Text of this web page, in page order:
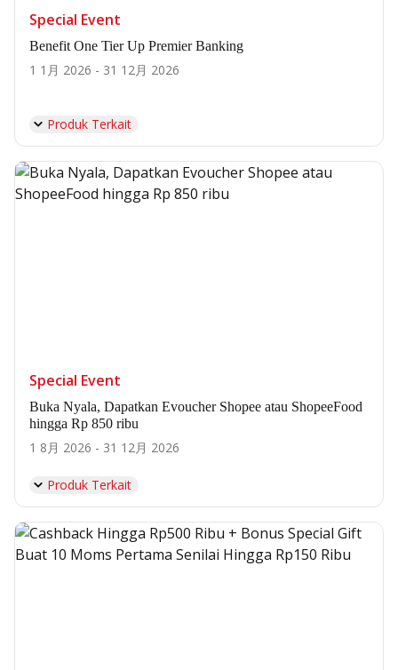
Special Event
Benefit One Tier Up Premier Banking
1 1月 2026 - 31 12月 2026
Produk Terkait
Special Event
Buka Nyala, Dapatkan Evoucher Shopee atau ShopeeFood
hingga Rp 850 ribu
1 8月 2026 - 31 12月 2026
Produk Terkait